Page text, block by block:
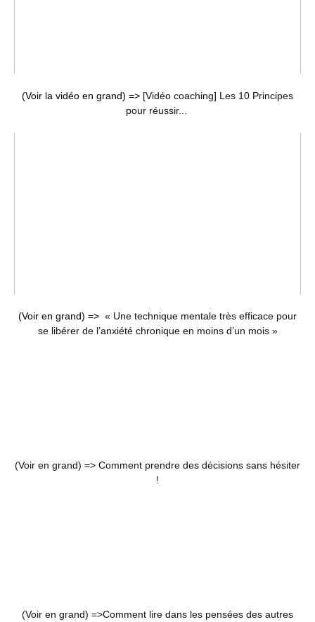
(Voir la vidéo en grand) => [Vidéo coaching] Les 10 Principes
pour réussir...
(Voir en grand) => « Une technique mentale très efficace pour
se libérer de l’anxiété chronique en moins d’un mois »
(Voir en grand) => Comment prendre des décisions sans hésiter
!
(Voir en grand) =>Comment lire dans les pensées des autres